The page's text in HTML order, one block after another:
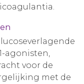
agonisten,
voor de
met de